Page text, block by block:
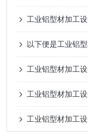
工业铝型材加工
以下便是工业铝
工业铝型材加工
工业铝型材加工
工业铝型材加工